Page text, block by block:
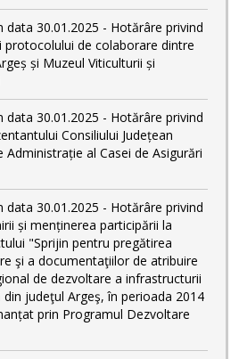
data 30.01.2025 - Hotărâre privind
protocolului de colaborare dintre
și Muzeul Viticulturii și
data 30.01.2025 - Hotărâre privind
Consiliului Județean
Administrație al Casei de Asigurări
data 30.01.2025 - Hotărâre privind
și menținerea participării la
"Sprijin pentru pregătirea
şi a documentaţiilor de atribuire
de dezvoltare a infrastructurii
judeţul Argeş, în perioada 2014
prin Programul Dezvoltare